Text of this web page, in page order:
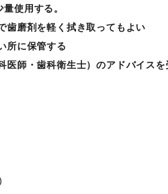
使用する。
歯磨剤を軽く拭き取って もよい
所に保管する
医師・歯科衛生士）のアドバイスを